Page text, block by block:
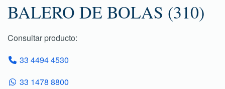
BALERO DE BOLAS (310)
Consultar producto:
33 4494 4530
33 1478 8800